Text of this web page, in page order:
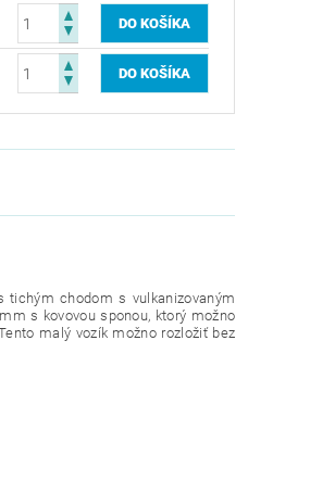
tichým chodom s vulkanizovaným
s kovovou sponou, ktorý možno
malý vozík možno rozložiť bez